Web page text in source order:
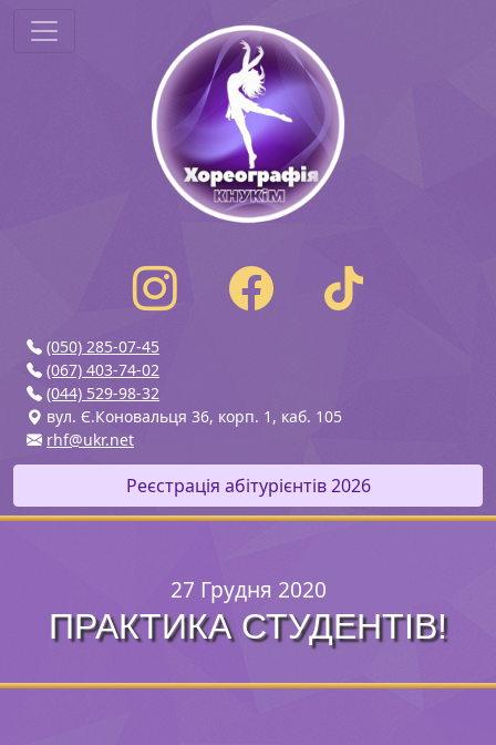
(050) 285-07-45
(067) 403-74-02
(044) 529-98-32
вул. Є.Коновальця 36, корп. 1, каб. 105
rhf@ukr.net
Реєстрація абітурієнтів 2026
27 Грудня 2020
ПРАКТИКА СТУДЕНТІВ!